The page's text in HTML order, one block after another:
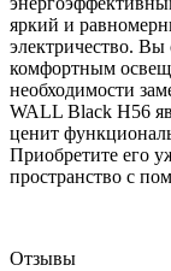
яркий и
электричество. Вы
комфортным
необходимости
WALL Black H56
ценит
Приобретите его
пространство с
Отзывы